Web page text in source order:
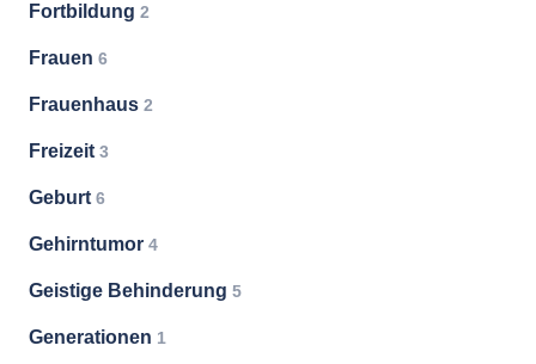
Fortbildung 2
Frauen 6
Frauenhaus 2
Freizeit 3
Geburt 6
Gehirntumor 4
Geistige Behinderung 5
Generationen 1